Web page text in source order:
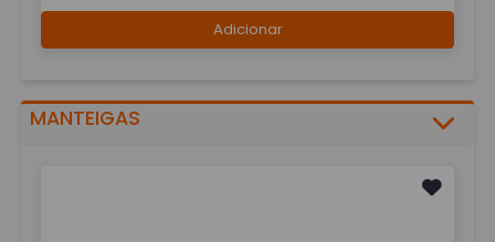
Adicionar
MANTEIGAS